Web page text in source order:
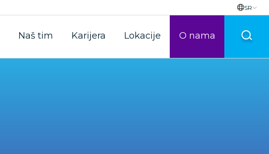
SR
Naš tim Karijera Lokacije O nama